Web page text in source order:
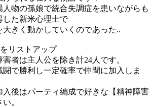
人物の孫娘で統合失調症を患いながらも
した新米心理士で
大きく動かしていくのであった..
リストアップ
者は主人公を除き計24人です。
闘で勝利し一定確率で仲間に加入しま
入後はパーティ編成で好きな【精神障害
。